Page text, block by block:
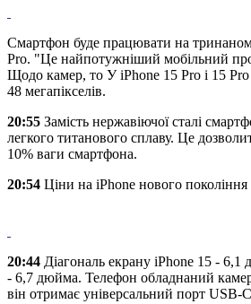
Смартфон буде працювати на
Pro. "Це найпотужніший мобільний
Щодо камер, то У iPhone 15 Pro і 15
48 мегапікселів.
20:55 Замість нержавіючої сталі
легкого титанового сплаву. Це
10% ваги смартфона.
20:54 Ціни на iPhone нового покоління
20:44 Діагональ екрану iPhone 15 -
- 6,7 дюйма. Телефон обладнаний
він отримає універсальний порт USB-